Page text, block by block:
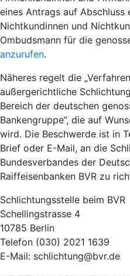
eines Antrags auf
Nichtkundinnen und
Ombudsmann für die
anzurufen.
Näheres regelt die
außergerichtliche
Bereich der deutschen
Bankengruppe”, die auf
wird. Die Beschwerde ist in
Brief oder E-Mail, an die
Bundesverbandes der
Raiffeisenbanken BVR zu
Schlichtungsstelle beim BVR
Schellingstrasse 4
10785 Berlin
Telefon (030) 2021 1639
E-Mail: schlichtung@bvr.de